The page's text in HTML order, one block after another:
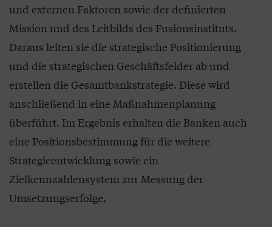
und externen Faktoren sowie der definierten
Mission und des Leitbilds des Fusionsinstituts.
Daraus leiten sie die strategische Positionierung
und die strategischen Geschäftsfelder ab und
erstellen die Gesamtbankstrategie. Diese wird
anschließend in eine Maßnahmenplanung
überführt. Im Ergebnis erhalten die Banken auch
eine Positionsbestimmung für die weitere
Strategieentwicklung sowie ein
Zielkennzahlensystem zur Messung der
Umsetzungserfolge.